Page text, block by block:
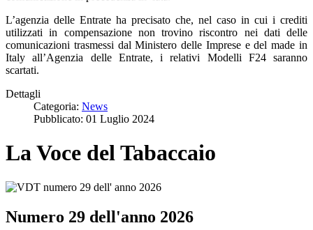
L’agenzia delle Entrate ha precisato che, nel caso in cui i crediti
utilizzati in compensazione non trovino riscontro nei dati delle
comunicazioni trasmessi dal Ministero delle Imprese e del made in
Italy all’Agenzia delle Entrate, i relativi Modelli F24 saranno
scartati.
Dettagli
Categoria: News
Pubblicato: 01 Luglio 2024
La Voce del Tabaccaio
Numero 29 dell'anno 2026